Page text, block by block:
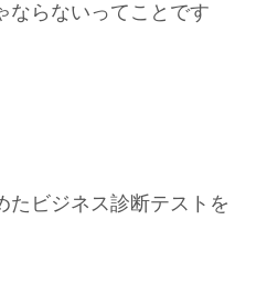
ならないってことです
たビジネス診断テストを